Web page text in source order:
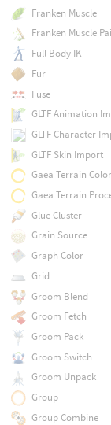
Franken Muscle
Franken Muscle
Full Body IK
Fur
Fuse
GLTF Animation
GLTF Character
GLTF Skin Import
Gaea Terrain
Gaea Terrain
Glue Cluster
Grain Source
Graph Color
Grid
Groom Blend
Groom Fetch
Groom Pack
Groom Switch
Groom Unpack
Group
Group Combine